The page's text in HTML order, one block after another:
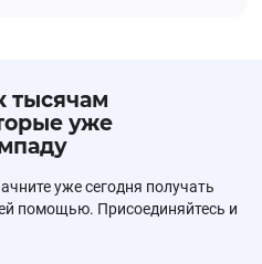
тысячам
уже
уже сегодня получать
помощью. Присоединяйтесь и